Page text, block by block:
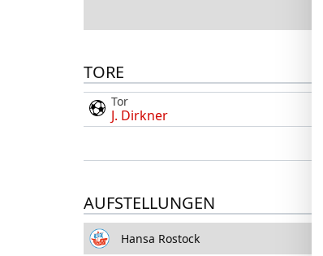
TORE
Tor
J. Dirkner
AUFSTELLUNGEN
Hansa Rostock